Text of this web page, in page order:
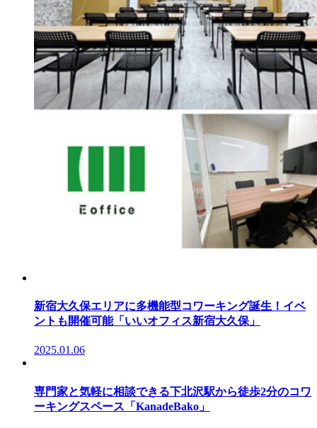
新宿大久保エリアに多機能型コワーキング誕生！イベ
ントも開催可能「いいオフィス新宿大久保」
2025.01.06
専門家と気軽に相談できる下北沢駅から徒歩2分のコワ
ーキングスペース「KanadeBako」